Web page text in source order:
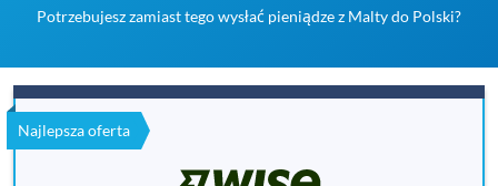
Potrzebujesz zamiast tego wysłać pieniądze z Malty do Polski?
Najlepsza oferta